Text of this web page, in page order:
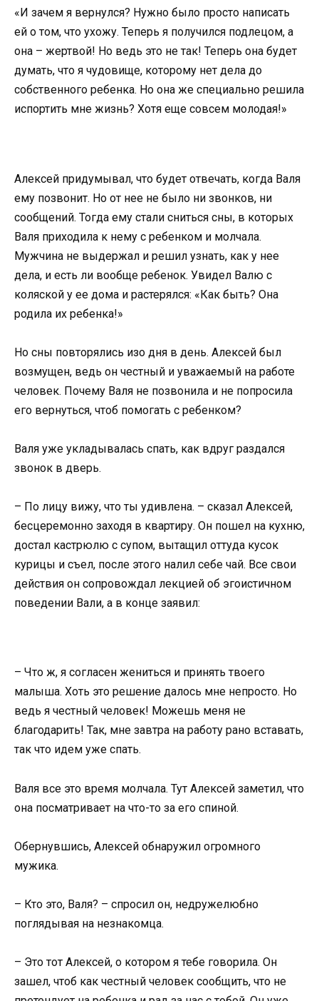
«И зачем я вернулся? Нужно было просто написать
ей о том, что ухожу. Теперь я получился подлецом, а
она – жертвой! Но ведь это не так! Теперь она будет
думать, что я чудовище, которому нет дела до
собственного ребенка. Но она же специально решила
испортить мне жизнь? Хотя еще совсем молодая!»
Алексей придумывал, что будет отвечать, когда Валя
ему позвонит. Но от нее не было ни звонков, ни
сообщений. Тогда ему стали сниться сны, в которых
Валя приходила к нему с ребенком и молчала.
Мужчина не выдержал и решил узнать, как у нее
дела, и есть ли вообще ребенок. Увидел Валю с
коляской у ее дома и растерялся: «Как быть? Она
родила их ребенка!»
Но сны повторялись изо дня в день. Алексей был
возмущен, ведь он честный и уважаемый на работе
человек. Почему Валя не позвонила и не попросила
его вернуться, чтоб помогать с ребенком?
Валя уже укладывалась спать, как вдруг раздался
звонок в дверь.
– По лицу вижу, что ты удивлена. – сказал Алексей,
бесцеремонно заходя в квартиру. Он пошел на кухню,
достал кастрюлю с супом, вытащил оттуда кусок
курицы и съел, после этого налил себе чай. Все свои
действия он сопровождал лекцией об эгоистичном
поведении Вали, а в конце заявил:
– Что ж, я согласен жениться и принять твоего
малыша. Хоть это решение далось мне непросто. Но
ведь я честный человек! Можешь меня не
благодарить! Так, мне завтра на работу рано вставать,
так что идем уже спать.
Валя все это время молчала. Тут Алексей заметил, что
она посматривает на что-то за его спиной.
Обернувшись, Алексей обнаружил огромного
мужика.
– Кто это, Валя? – спросил он, недружелюбно
поглядывая на незнакомца.
– Это тот Алексей, о котором я тебе говорила. Он
зашел, чтоб как честный человек сообщить, что не